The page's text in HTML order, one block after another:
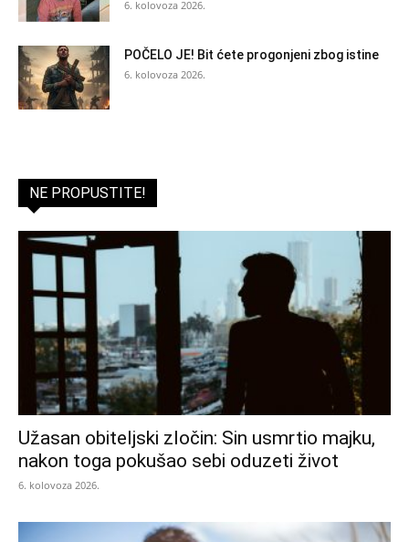
6. kolovoza 2026.
POČELO JE! Bit ćete progonjeni zbog istine
6. kolovoza 2026.
NE PROPUSTITE!
Užasan obiteljski zločin: Sin usmrtio majku,
nakon toga pokušao sebi oduzeti život
6. kolovoza 2026.